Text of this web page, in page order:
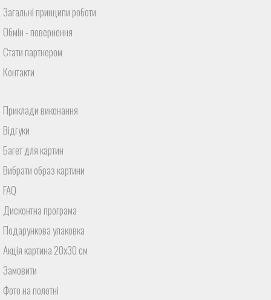
Загальні принципи роботи
Обмін - повернення
Стати партнером
Контакти
Приклади виконання
Відгуки
Багет для картин
Вибрати образ картини
FAQ
Дисконтна програма
Подарункова упаковка
Акція картина 20х30 см
Замовити
Фото на полотні